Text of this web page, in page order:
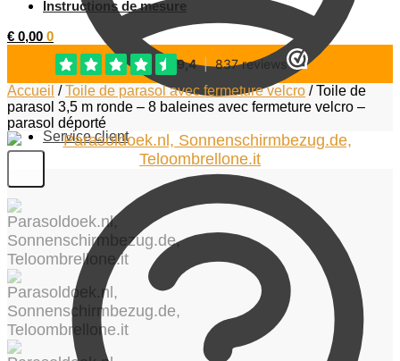
Service client
Instructions de mesure
€ 0,00 0
Accueil /Toile de parasol avec fermeture velcro /Toile de
parasol 3,5 m ronde – 8 baleines avec fermeture velcro –
parasol déporté